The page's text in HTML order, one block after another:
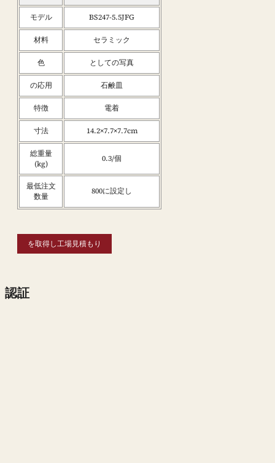
モデル BS247-5.5JFG
材料 セラミック
色 としての写真
の応用 石鹸皿
特徴 電着
寸法 14.2×7.7×7.7cm
総重量
(kg)
0.3/個
最低注文
数量
800に設定し
を取得し工場見積もり
認証